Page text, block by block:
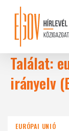
content
Találat:
irányelv
EURÓPAI UNIÓ